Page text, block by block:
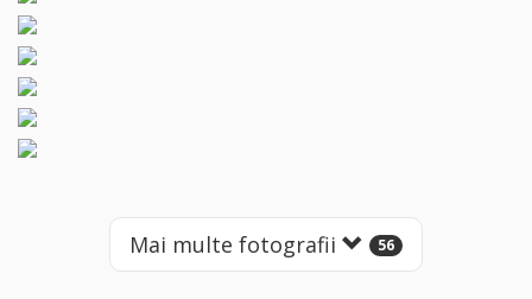
Mai multe fotografii 56